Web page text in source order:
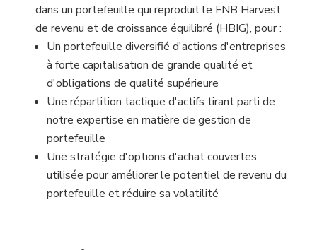
dans un portefeuille qui reproduit le FNB Harvest
de revenu et de croissance équilibré (HBIG), pour :
Un portefeuille diversifié d'actions d'entreprises
à forte capitalisation de grande qualité et
d'obligations de qualité supérieure
Une répartition tactique d'actifs tirant parti de
notre expertise en matière de gestion de
portefeuille
Une stratégie d'options d'achat couvertes
utilisée pour améliorer le potentiel de revenu du
portefeuille et réduire sa volatilité